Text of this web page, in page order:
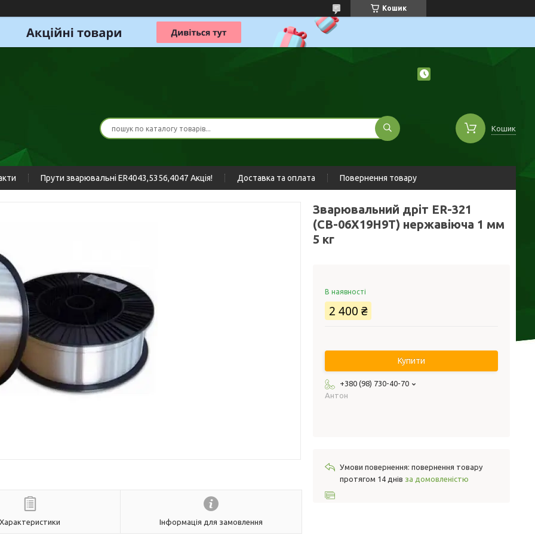
Кошик
Кошик
Прути зварювальні ER4043,5356,4047 Акція! Доставка та оплата Повернення товару
Характеристики Інформація для замовлення
Зварювальний дріт ER-321
(СВ-06Х19Н9Т) нержавіюча 1 мм
5 кг
В наявності
2 400 ₴
Купити
+380 (98) 730-40-70
Антон
повернення товару
протягом 14 днів за домовленістю